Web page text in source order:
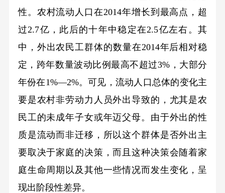
性。农村流动人口在2014年增长到最高点，超
过2.7亿，此后的十年中稳定在2.5亿左右。其
中，外出农民工群体的数量在2014年后相对稳
定，跨年数量波动比例最高不超过3%，大部分
年份在1%—2%。可见，流动人口总体的变化主
要是农村非劳动力人员外出导致的，尤其是农
民工的未成年子女或年迈父母。由于外出的性
质是流动而非迁移，所以这个群体是否外出主
要取决于家庭的决策，而且这种决策会随着家
庭生命周期以及其他一些情况而发生变化，呈
现出阶段性差异。